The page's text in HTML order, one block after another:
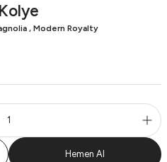
, Modern Royalty
Hemen Al